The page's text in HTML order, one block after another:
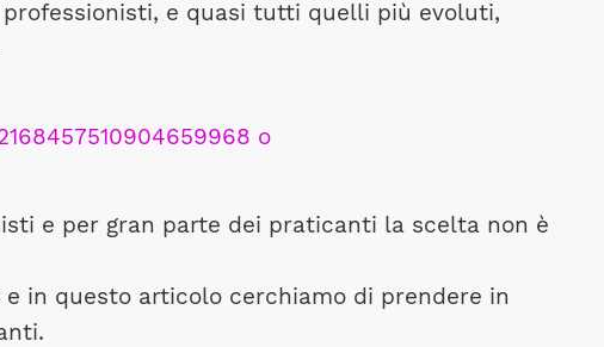
e quasi tutti quelli più evoluti,
e per gran parte dei praticanti la scelta non è
in questo articolo cerchiamo di prendere in